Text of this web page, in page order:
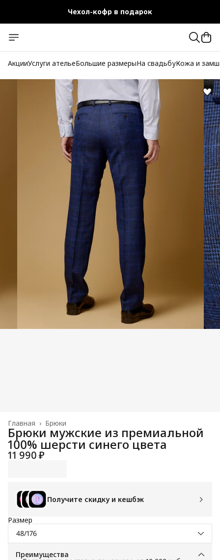
Чехол-кофр в подарок
Бесплатная доставка при заказе от 10 000 руб.
АкцииУслуги ательеБольшие размерыНа свадьбуКожа и
Брюки
Главная ›
Брюки мужские из премиальной
100% шерсти синего цвета
11 990 ₽
Получите скидку и кешбэк
Размер
48/176
Преимущества